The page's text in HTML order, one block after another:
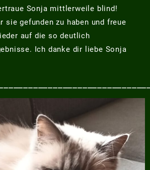
Sonja mittlerweile blind!
sie gefunden zu haben und freue
auf die so deutlich
Ich danke dir liebe Sonja